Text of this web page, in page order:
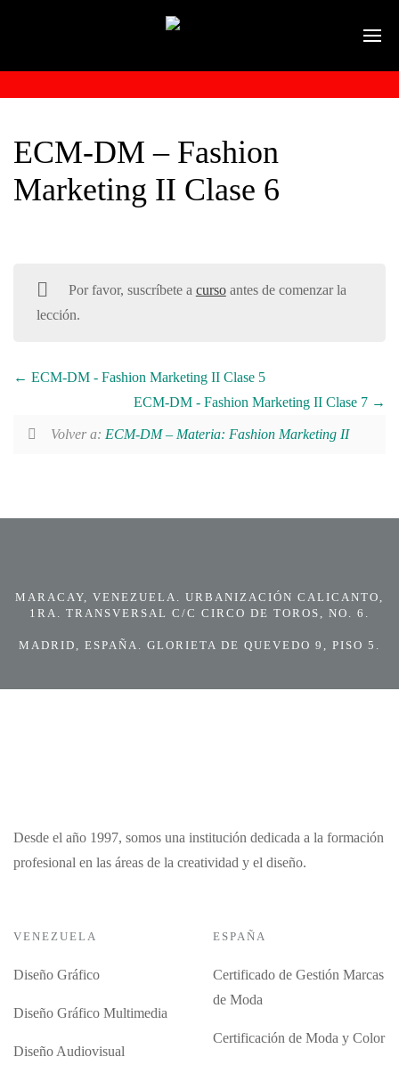
ECM-DM – Fashion
Marketing II Clase 6
Por favor, suscríbete a cursoantes de comenzar la
lección.
ECM-DM - Fashion Marketing II Clase 5
ECM-DM - Fashion Marketing II Clase 7
Volver a: ECM-DM – Materia: Fashion Marketing II
MARACAY, VENEZUELA. URBANIZACIÓN CALICANTO,
1RA. TRANSVERSAL C/C CIRCO DE TOROS, NO. 6.
MADRID, ESPAÑA. GLORIETA DE QUEVEDO 9, PISO 5.
Desde el año 1997, somos una institución dedicada a la formación
profesional en las áreas de la creatividad y el diseño.
VENEZUELA
Diseño Gráfico
Diseño Gráfico Multimedia
Diseño Audiovisual
ESPAÑA
Certificado de Gestión Marcas
de Moda
Certificación de Moda y Color